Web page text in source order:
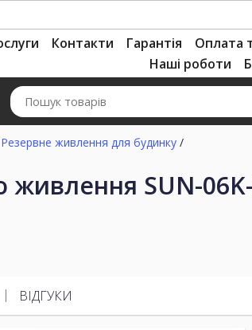
Контакти Гарантія Оплата
Наші роботи
Резервне живлення для будинку /
SUN-
ВІДГУКИ